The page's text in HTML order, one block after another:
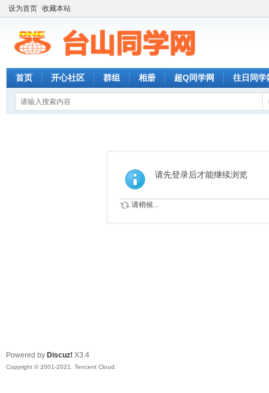
设为首页 收藏本站
首页 开心社区 群组 相册 超Q同学网 往日同学
请先登录后才能继续浏览
请稍候...
Powered by Discuz! X3.4
Copyright © 2001-2021, Tencent Cloud.